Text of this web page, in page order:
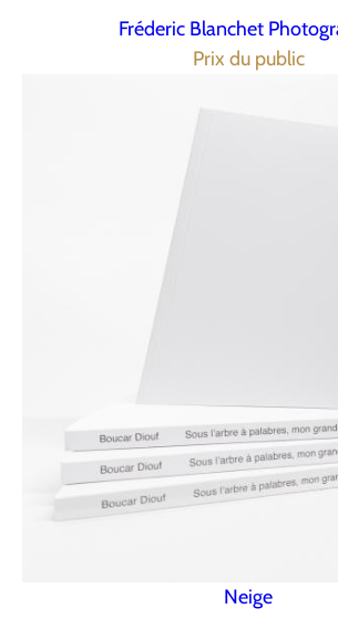
Fréderic Blanchet
Prix du public
Neige